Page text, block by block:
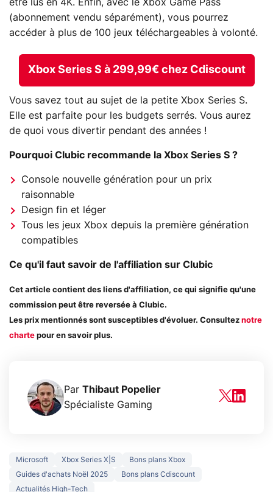
être lus en 4K. Enfin, avec le Xbox Game Pass
(abonnement vendu séparément), vous pourrez
accéder à plus de 100 jeux téléchargeables à volonté.
Xbox Series S à 299,99€ chez Cdiscount
Vous savez tout au sujet de la petite Xbox Series S.
Elle est parfaite pour les budgets serrés. Vous aurez
de quoi vous divertir pendant des années !
Pourquoi Clubic recommande la Xbox Series S ?
Console nouvelle génération pour un prix
raisonnable
Design fin et léger
Tous les jeux Xbox depuis la première génération
compatibles
Ce qu'il faut savoir de l'affiliation sur Clubic
Cet article contient des liens d'affiliation, ce qui signifie qu'une
commission peut être reversée à Clubic.
Les prix mentionnés sont susceptibles d'évoluer. Consultez notre
charte pour en savoir plus.
Par Thibaut Popelier
Spécialiste Gaming
Microsoft Xbox Series X|S
Bons plans Xbox
Guides d'achats Noël 2025
Bons plans Cdiscount
Actualités High-Tech